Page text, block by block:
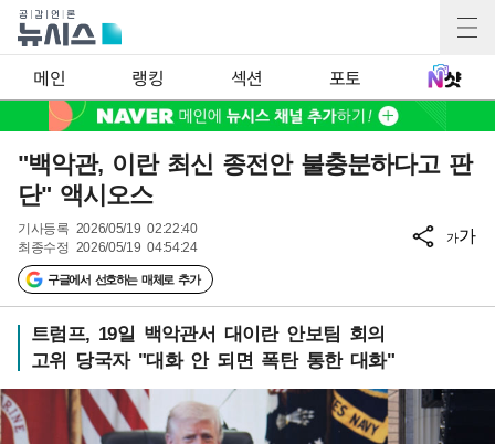
메인 랭킹 섹션 포토
"백악관, 이란 최신 종전안 불충분하다고 판
단" 액시오스
기사등록 2026/05/19 02:22:40
최종수정 2026/05/19 04:54:24
구글에서 선호하는 매체로 추가
가가
트럼프, 19일 백악관서 대이란 안보팀 회의
고위 당국자 "대화 안 되면 폭탄 통한 대화"